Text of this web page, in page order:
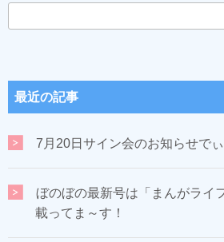
最近の記事
7月20日サイン会のお知らせでぃ
ぼのぼの最新号は「まんがライ
載ってま～す！